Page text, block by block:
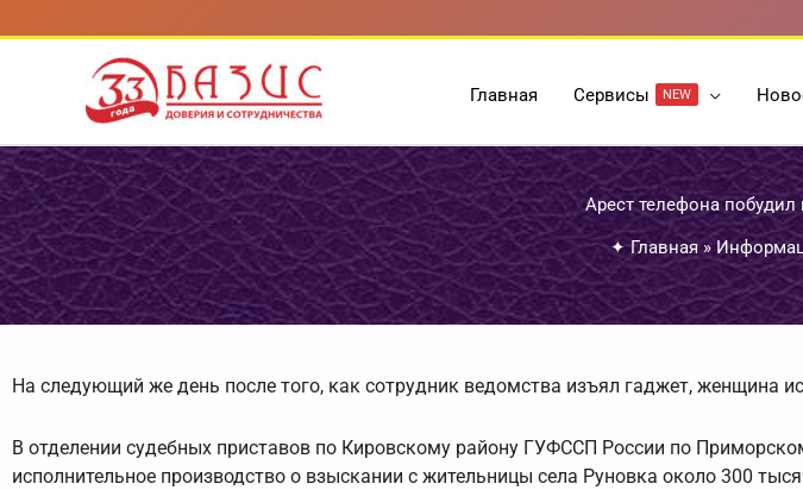
к
содержимому
Главная Cервисы NEW
Арест телефона побудил
✦ Главная»
На следующий же день после того, как сотрудник ведомства изъял гаджет, женщина
В отделении судебных приставов по Кировскому району ГУФССП России по
исполнительное производство о взыскании с жительницы села Руновка около 300